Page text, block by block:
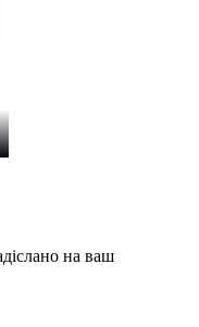
на ваш